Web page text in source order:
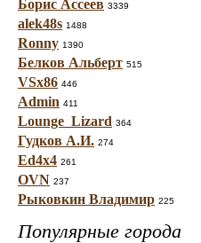
Борис Ассеев 3339
alek48s 1488
Ronny 1390
Белков Альберт 515
VSx86 446
Admin 411
Lounge_Lizard 364
Гудков А.И. 274
Ed4x4 261
OVN 237
Рыковкин Владимир 225
Популярные города